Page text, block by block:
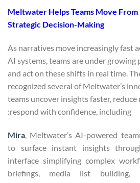
Meltwater Helps Teams Move
Strategic Decision-Making
As narratives move increasingly fast
AI systems, teams are under
and act on these shifts in real time.
recognized several of Meltwater’s
teams uncover insights faster, reduce
respond with confidence, including:
Mira, Meltwater’s AI-powered
to surface instant insights
interface simplifying complex
briefings, media list building,